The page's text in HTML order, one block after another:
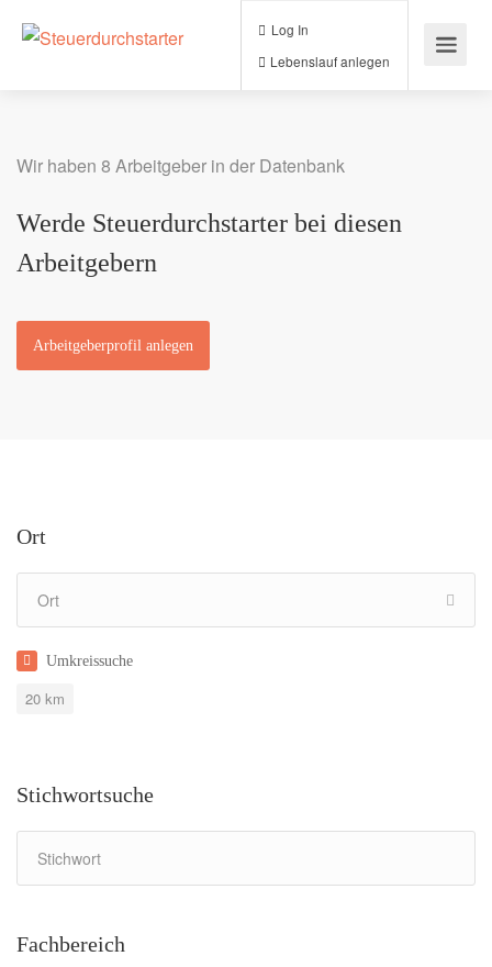
Lebenslauf anlegen
Wir haben 8 Arbeitgeber in der Datenbank
Werde Steuerdurchstarter bei diesen
Arbeitgebern
Arbeitgeberprofil anlegen
Ort
Umkreissuche
20 km
Stichwortsuche
Fachbereich